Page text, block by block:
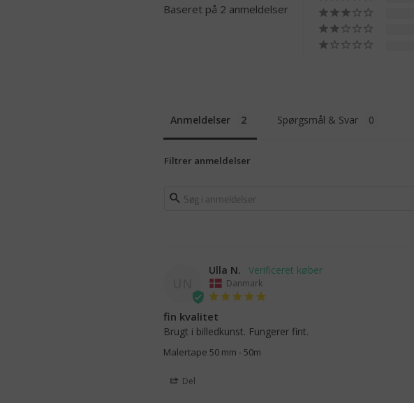
Baseret på 2 anmeldelser
Anmeldelser Spørgsmål & Svar
Filtrer anmeldelser
Ulla N.
Danmark
fin kvalitet
Brugt i billedkunst. Fungerer fint.
Malertape 50 mm - 50m
Del